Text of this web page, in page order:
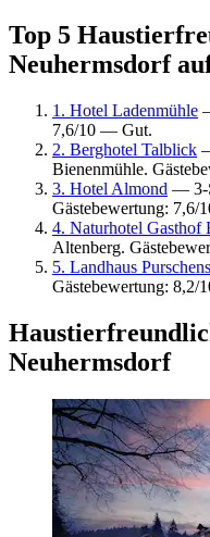
Top 5
Neuhermsdorf
1. Hotel Ladenmühle
7,6/10 — Gut.
2. Berghotel Talblick
Bienenmühle.
3. Hotel Almond — 3-
Gästebewertung:
4. Naturhotel Gasthof
Altenberg.
5. Landhaus
Gästebewertung: 8,2/
Neuhermsdorf